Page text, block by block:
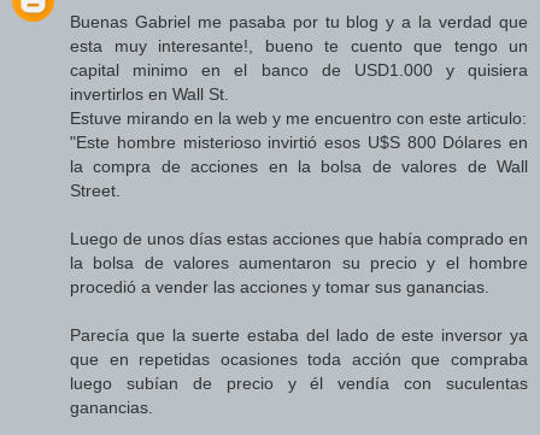
Buenas Gabriel me pasaba por tu blog y a la verdad que
esta muy interesante!, bueno te cuento que tengo un
capital minimo en el banco de USD1.000 y quisiera
invertirlos en Wall St.
Estuve mirando en la web y me encuentro con este articulo:
"Este hombre misterioso invirtió esos U$S 800 Dólares en
la compra de acciones en la bolsa de valores de Wall
Street.
Luego de unos días estas acciones que había comprado en
la bolsa de valores aumentaron su precio y el hombre
procedió a vender las acciones y tomar sus ganancias.
Parecía que la suerte estaba del lado de este inversor ya
que en repetidas ocasiones toda acción que compraba
luego subían de precio y él vendía con suculentas
ganancias.